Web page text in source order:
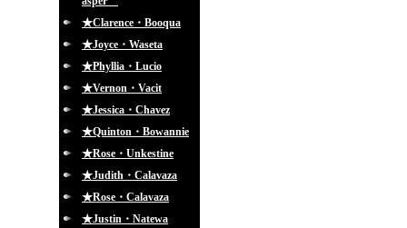
★Clarence・Booqua
★Joyce・Waseta
★Phyllia・Lucio
★Vernon・Vacit
★Jessica・Chavez
★Quinton・Bowannie
★Rose・Unkestine
★Judith・Calavaza
★Rose・Calavaza
★Justin・Natewa